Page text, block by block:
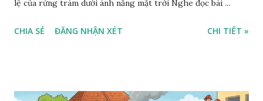
lệ của rừng tràm dưới ánh nắng mặt trời Nghe đọc bài ...
CHIA SẺ ĐĂNG NHẬN XÉT CHI TIẾT »